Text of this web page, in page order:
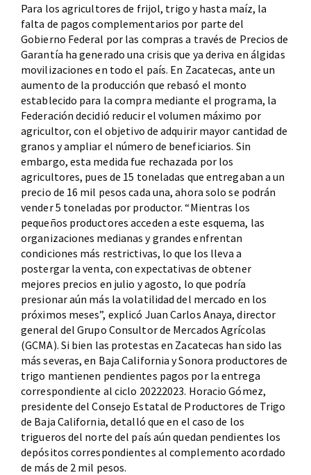
Para los agricultores de frijol, trigo y hasta maíz, la
falta de pagos complementarios por parte del
Gobierno Federal por las compras a través de Precios de
Garantía ha generado una crisis que ya deriva en álgidas
movilizaciones en todo el país. En Zacatecas, ante un
aumento de la producción que rebasó el monto
establecido para la compra mediante el programa, la
Federación decidió reducir el volumen máximo por
agricultor, con el objetivo de adquirir mayor cantidad de
granos y ampliar el número de beneficiarios. Sin
embargo, esta medida fue rechazada por los
agricultores, pues de 15 toneladas que entregaban a un
precio de 16 mil pesos cada una, ahora solo se podrán
vender 5 toneladas por productor. “Mientras los
pequeños productores acceden a este esquema, las
organizaciones medianas y grandes enfrentan
condiciones más restrictivas, lo que los lleva a
postergar la venta, con expectativas de obtener
mejores precios en julio y agosto, lo que podría
presionar aún más la volatilidad del mercado en los
próximos meses”, explicó Juan Carlos Anaya, director
general del Grupo Consultor de Mercados Agrícolas
(GCMA). Si bien las protestas en Zacatecas han sido las
más severas, en Baja California y Sonora productores de
trigo mantienen pendientes pagos por la entrega
correspondiente al ciclo 20222023. Horacio Gómez,
presidente del Consejo Estatal de Productores de Trigo
de Baja California, detalló que en el caso de los
trigueros del norte del país aún quedan pendientes los
depósitos correspondientes al complemento acordado
de más de 2 mil pesos.